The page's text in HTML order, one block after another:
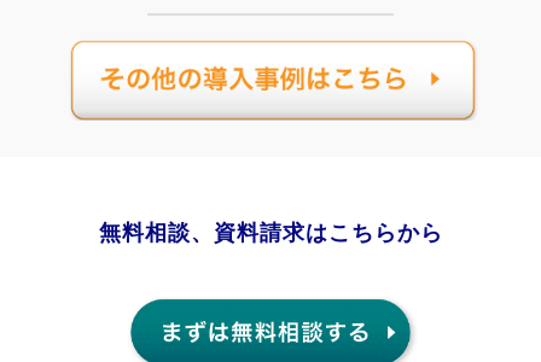
無料相談、資料請求はこちらから